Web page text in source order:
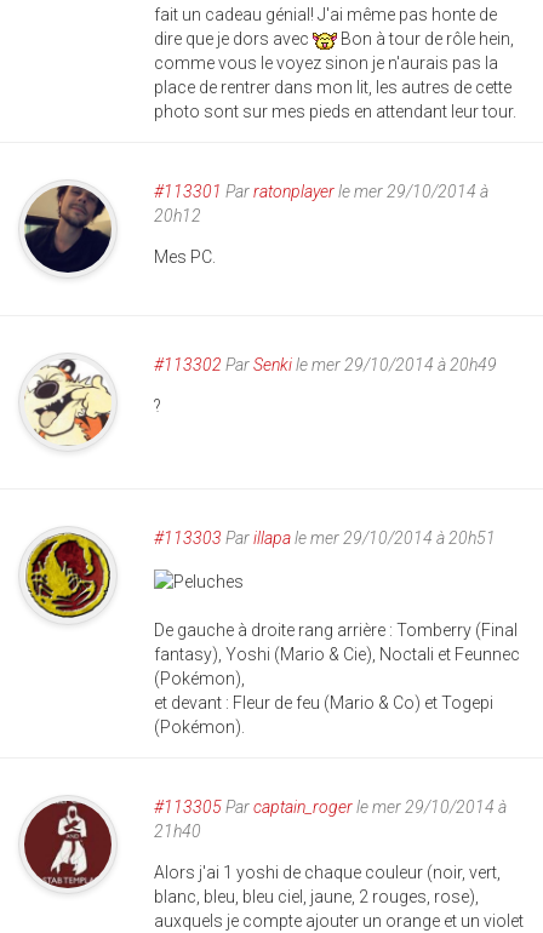
fait un cadeau génial! J'ai même pas honte de
dire que je dors avec
Bon à tour de rôle hein,
comme vous le voyez sinon je n'aurais pas la
place de rentrer dans mon lit, les autres de cette
photo sont sur mes pieds en attendant leur tour.
#113301 Parratonplayerle mer 29/10/2014 à
20h12
Mes PC.
#113302 ParSenkile mer 29/10/2014 à 20h49
?
#113303 Parillapale mer 29/10/2014 à 20h51
De gauche à droite rang arrière : Tomberry (Final
fantasy), Yoshi (Mario & Cie), Noctali et Feunnec
(Pokémon),
et devant : Fleur de feu (Mario & Co) et Togepi
(Pokémon).
#113305Parcaptain_rogerle mer 29/10/2014 à
21h40
Alors j'ai 1 yoshi de chaque couleur (noir, vert,
blanc, bleu, bleu ciel, jaune, 2 rouges, rose),
auxquels je compte ajouter un orange et un violet